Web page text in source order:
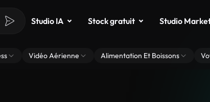
Studio IA Stock gratuit Studio
Vidéo Aérienne Alimentation Et Boissons